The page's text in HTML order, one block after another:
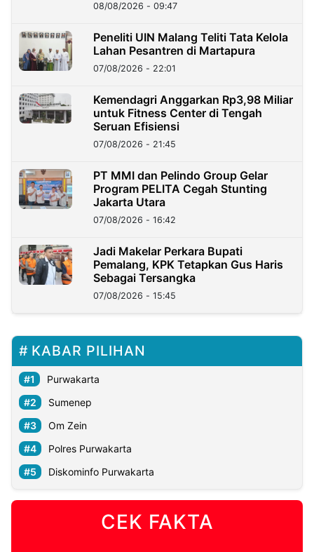
08/08/2026 - 09:47
Peneliti UIN Malang Teliti Tata Kelola
Lahan Pesantren di Martapura
07/08/2026 - 22:01
Kemendagri Anggarkan Rp3,98 Miliar
untuk Fitness Center di Tengah
Seruan Efisiensi
07/08/2026 - 21:45
PT MMI dan Pelindo Group Gelar
Program PELITA Cegah Stunting
Jakarta Utara
07/08/2026 - 16:42
Jadi Makelar Perkara Bupati
Pemalang, KPK Tetapkan Gus Haris
Sebagai Tersangka
07/08/2026 - 15:45
KABAR PILIHAN
Purwakarta
Sumenep
Om Zein
Polres Purwakarta
Diskominfo Purwakarta
CEK FAKTA